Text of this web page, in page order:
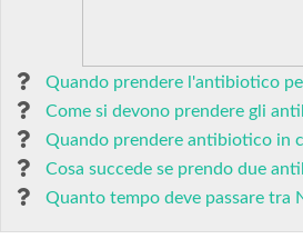
Quando prendere l'antibiotico
Come si devono prendere gli
Quando prendere antibiotico in
Cosa succede se prendo due
Quanto tempo deve passare tra